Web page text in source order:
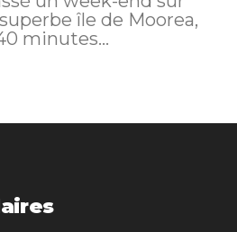
île de Moorea,
minutes...